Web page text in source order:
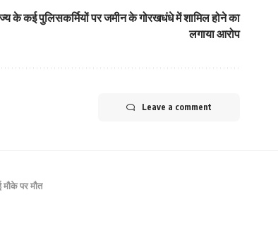
के कई पुलिसकर्मियों पर जमीन के गोरखधंधे में शामिल होने का
लगाया आरोप
Leave a comment
पर मौत